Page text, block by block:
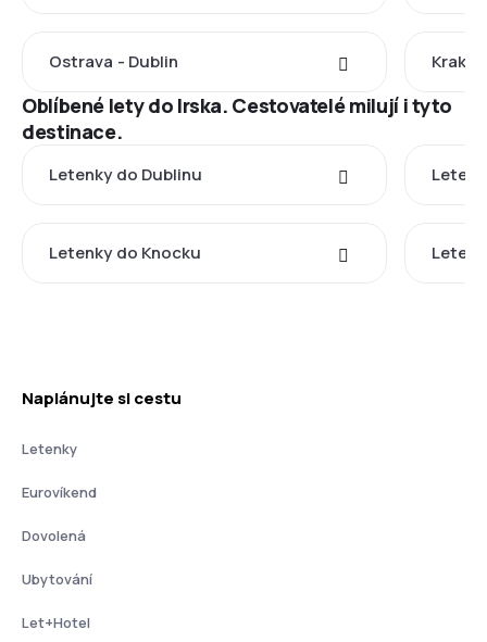
Ostrava - Dublin
Oblíbené lety do Irska. Cestovatelé milují i tyto
destinace.
Letenky do Dublinu
Letenky do Knocku
Naplánujte si cestu
Letenky
Eurovíkend
Dovolená
Ubytování
Let+Hotel